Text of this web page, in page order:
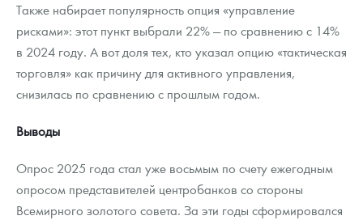
Также набирает популярность опция «управление
рисками»: этот пункт выбрали 22% — по сравнению с 14%
в 2024 году. А вот доля тех, кто указал опцию «тактическая
торговля» как причину для активного управления,
снизилась по сравнению с прошлым годом.
Выводы
Опрос 2025 года стал уже восьмым по счету ежегодным
опросом представителей центробанков со стороны
Всемирного золотого совета. За эти годы сформировался